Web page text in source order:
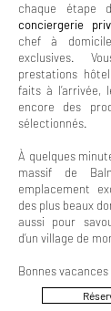
chaque étape
conciergerie
chef à
exclusives.
prestations
faits à l’arrivée,
encore des
sélectionnés.
À quelques
massif de
emplacement
des plus beaux
aussi pour
d’un village de
Bonnes